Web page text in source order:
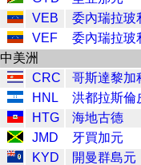
VEB
委內瑞拉玻
VEF
委內瑞拉玻
中美洲
CRC
哥斯達黎加
HNL
洪都拉斯倫
HTG
海地古德
JMD
牙買加元
KYD
開曼群島元